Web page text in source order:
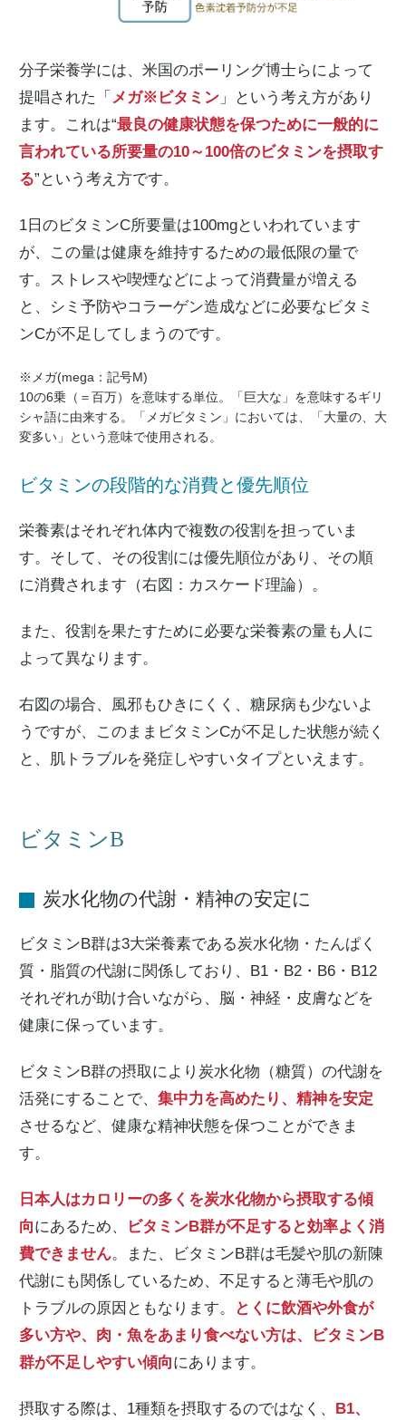
分子栄養学には、米国のポーリング博士らによって
提唱された「 メガ※ビタミン 」という考え方があり
ます。これは“最良の健康状態を保つために一般的に
言われている所要量の10～100倍のビタミンを摂取す
る”という考え方です。
1日のビタミンC所要量は100mgといわれています
が、この量は健康を維持するための最低限の量で
す。ストレスや喫煙などによって消費量が増える
と、シミ予防やコラーゲン造成などに必要なビタミ
ンCが不足してしまうのです。
※メガ(mega：記号M)
10の6乗（＝百万）を意味する単位。「巨大な」を意味するギリ
シャ語に由来する。「メガビタミン」においては、「大量の、大
変多い」という意味で使用される。
ビタミンの段階的な消費と優先順位
栄養素はそれぞれ体内で複数の役割を担っていま
す。そして、その役割には優先順位があり、その順
に消費されます（右図：カスケード理論）。
また、役割を果たすために必要な栄養素の量も人に
よって異なります。
右図の場合、風邪もひきにくく、糖尿病も少ないよ
うですが、このままビタミンCが不足した状態が続く
と、肌トラブルを発症しやすいタイプといえます。
ビタミンB
炭水化物の代謝・精神の安定に
ビタミンB群は3大栄養素である炭水化物・たんぱく
質・脂質の代謝に関係しており、B1・B2・B6・B12
それぞれが助け合いながら、脳・神経・皮膚などを
健康に保っています。
ビタミンB群の摂取により炭水化物（糖質）の代謝を
活発にすることで、 集中力を高めたり、精神を安定
させるなど、健康な精神状態を保つことができま
す。
日本人はカロリーの多くを炭水化物から摂取する傾
向にあるため、
ビタミンB群が不足すると効率よく消
費できません。また、ビタミンB群は毛髪や肌の新陳
代謝にも関係しているため、不足すると薄毛や肌の
トラブルの原因ともなります。
とくに飲酒や外食が
多い方や、肉・魚をあまり食べない方は、ビタミンB
群が不足しやすい傾向にあります。
摂取する際は、1種類を摂取するのではなく、 B1、